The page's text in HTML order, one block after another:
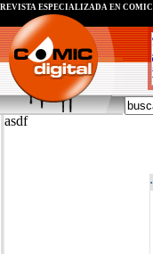
REVISTA ESPECIALIZADA EN CÓMIC
asdf
·